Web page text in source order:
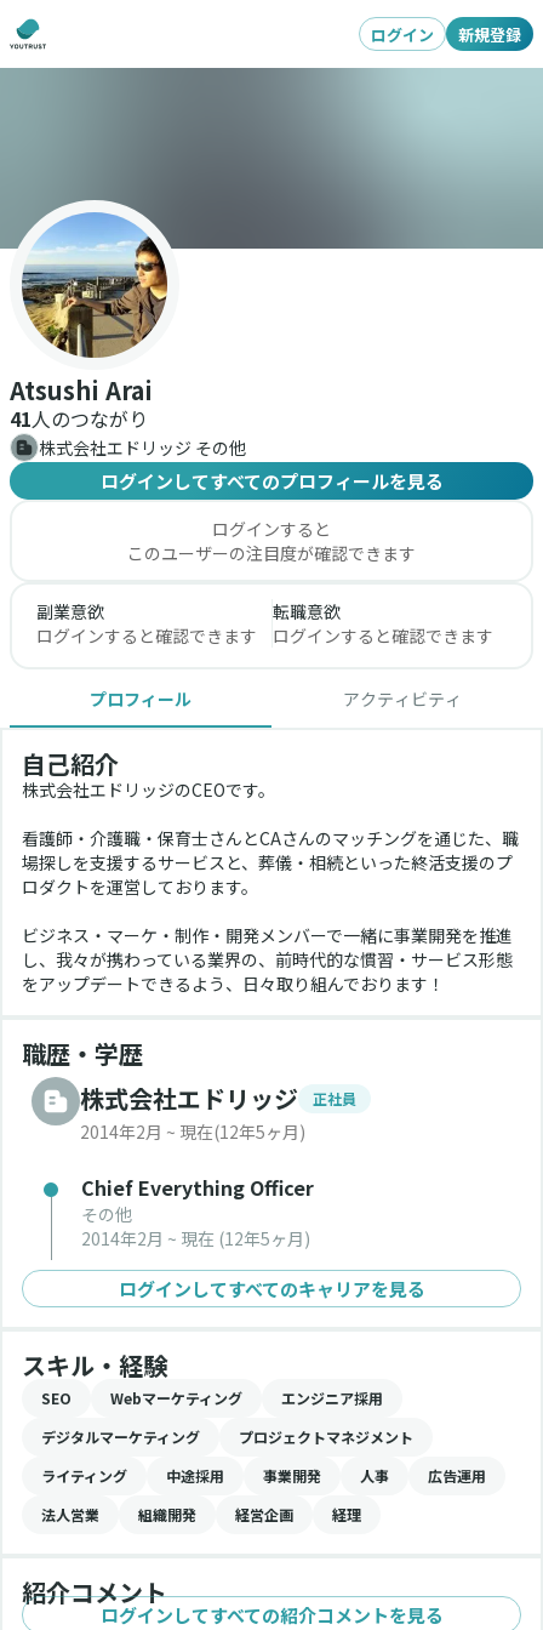
ログイン 新規登録
Atsushi Arai
41人のつながり
株式会社エドリッジ その他
ログインしてすべてのプロフィールを見る
ログインすると
このユーザーの注目度が確認できます
副業意欲
ログインすると確認できます
転職意欲
ログインすると確認できます
プロフィール アクティビティ
自己紹介
株式会社エドリッジのCEOです。
看護師・介護職・保育士さんとCAさんのマッチングを通じた、職
場探しを支援するサービスと、葬儀・相続といった終活支援のプ
ロダクトを運営しております。
ビジネス・マーケ・制作・開発メンバーで一緒に事業開発を推進
し、我々が携わっている業界の、前時代的な慣習・サービス形態
をアップデートできるよう、日々取り組んでおります！
職歴・学歴
株式会社エドリッジ
正社員
2014年2月 ~ 現在(12年5ヶ月)
Chief Everything Officer
その他
2014年2月 ~ 現在 (12年5ヶ月)
ログインしてすべてのキャリアを見る
スキル・経験
SEO Webマーケティング
エンジニア採用
デジタルマーケティング
プロジェクトマネジメント
ライティング
中途採用 事業開発 人事
広告運用
法人営業
組織開発 経営企画 経理
紹介コメント
ログインしてすべての紹介コメントを見る